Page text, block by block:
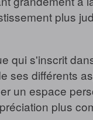
plus
qui s'inscrit
différents
un espace
plus